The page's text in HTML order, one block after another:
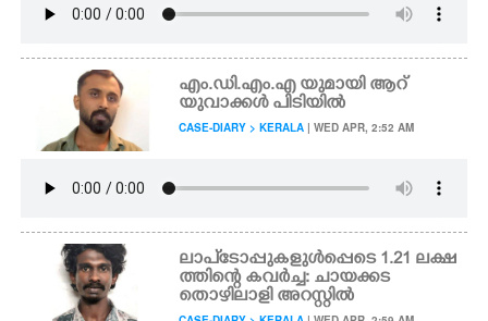
എം.ഡി.എം.എ യുമായി ആറ്
യുവാക്കൾ പിടിയിൽ
CASE-DIARY > KERALA | WED APR, 2:52 AM
ലാപ്ടോപ്പുകളുൾപ്പെടെ 1.21 ലക്ഷ
ത്തിന്റെ കവർച്ച: ചായക്കട
തൊഴിലാളി അറസ്റ്റിൽ